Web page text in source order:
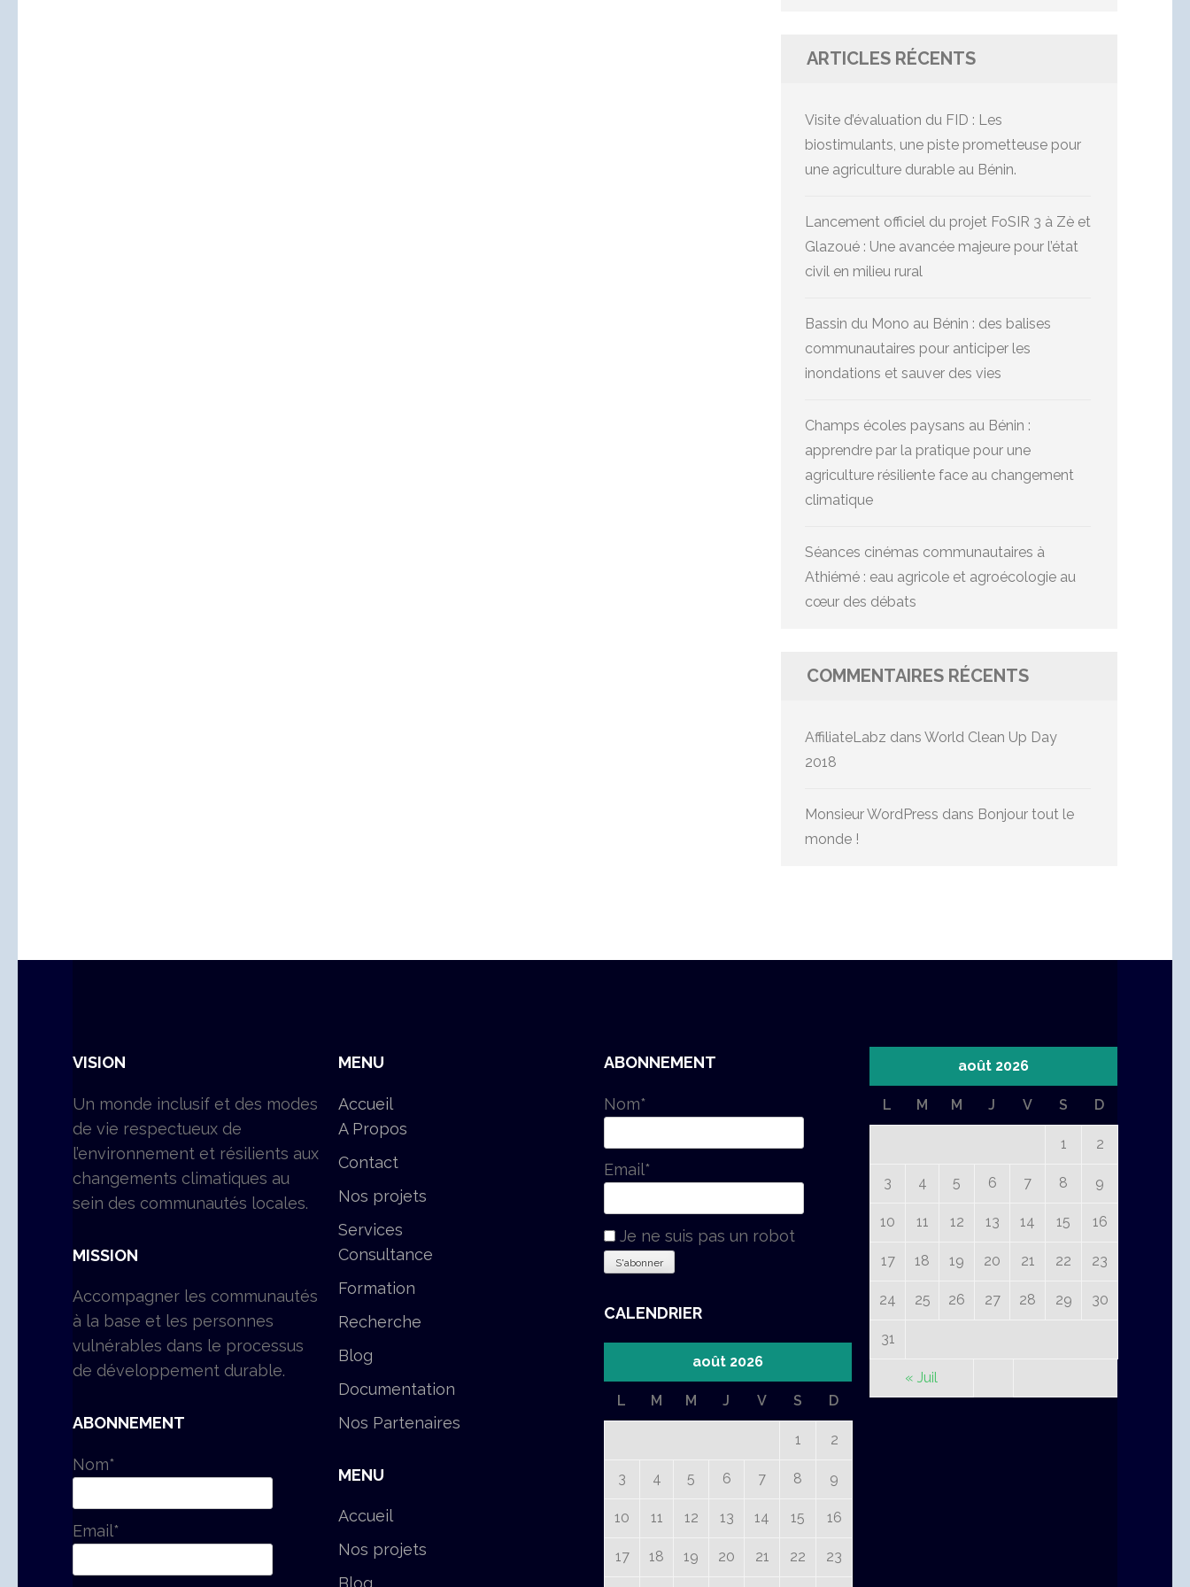
ARTICLES RÉCENTS
Visite d’évaluation du FID : Les
biostimulants, une piste prometteuse pour
une agriculture durable au Bénin.
Lancement officiel du projet FoSIR 3 à Zè et
Glazoué : Une avancée majeure pour l’état
civil en milieu rural
Bassin du Mono au Bénin : des balises
communautaires pour anticiper les
inondations et sauver des vies
Champs écoles paysans au Bénin :
apprendre par la pratique pour une
agriculture résiliente face au changement
climatique
Séances cinémas communautaires à
Athiémé : eau agricole et agroécologie au
cœur des débats
COMMENTAIRES RÉCENTS
AffiliateLabz dans World Clean Up Day
2018
Monsieur WordPress dans Bonjour tout le
monde !
VISION
Un monde inclusif et des modes
de vie respectueux de
l’environnement et résilients aux
changements climatiques au
sein des communautés locales.
MISSION
Accompagner les communautés
à la base et les personnes
vulnérables dans le processus
de développement durable.
ABONNEMENT
Nom*
Email*
MENU
Accueil
A Propos
Contact
Nos projets
Services
Consultance
Formation
Recherche
Blog
Documentation
Nos Partenaires
MENU
Accueil
Nos projets
ABONNEMENT
Nom*
Email*
Je ne suis pas un robot
CALENDRIER
août 2026
L M M J V S D
1 2
3 4 5 6 7 8 9
10 11 12 13 14 15 16
17 18 19 20 21 22 23
août 2026
L M M J V S D
1 2
3 4 5 6 7 8 9
10 11 12 13 14 15 16
17 18 19 20 21 22 23
24 25 26 27 28 29 30
31
« Juil